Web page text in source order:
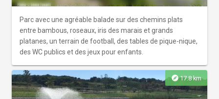
Parc avec une agréable balade sur des chemins plats
entre bambous, roseaux, iris des marais et grands
platanes, un terrain de football, des tables de pique-nique,
des WC publics et des jeux pour enfants.
explore17.8 km